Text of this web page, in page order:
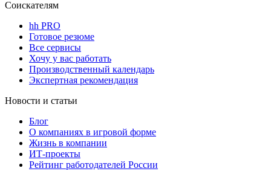
Соискателям
hh PRO
Готовое резюме
Все сервисы
Хочу у вас работать
Производственный календарь
Экспертная рекомендация
Новости и статьи
Блог
О компаниях в игровой форме
Жизнь в компании
ИТ-проекты
Рейтинг работодателей России